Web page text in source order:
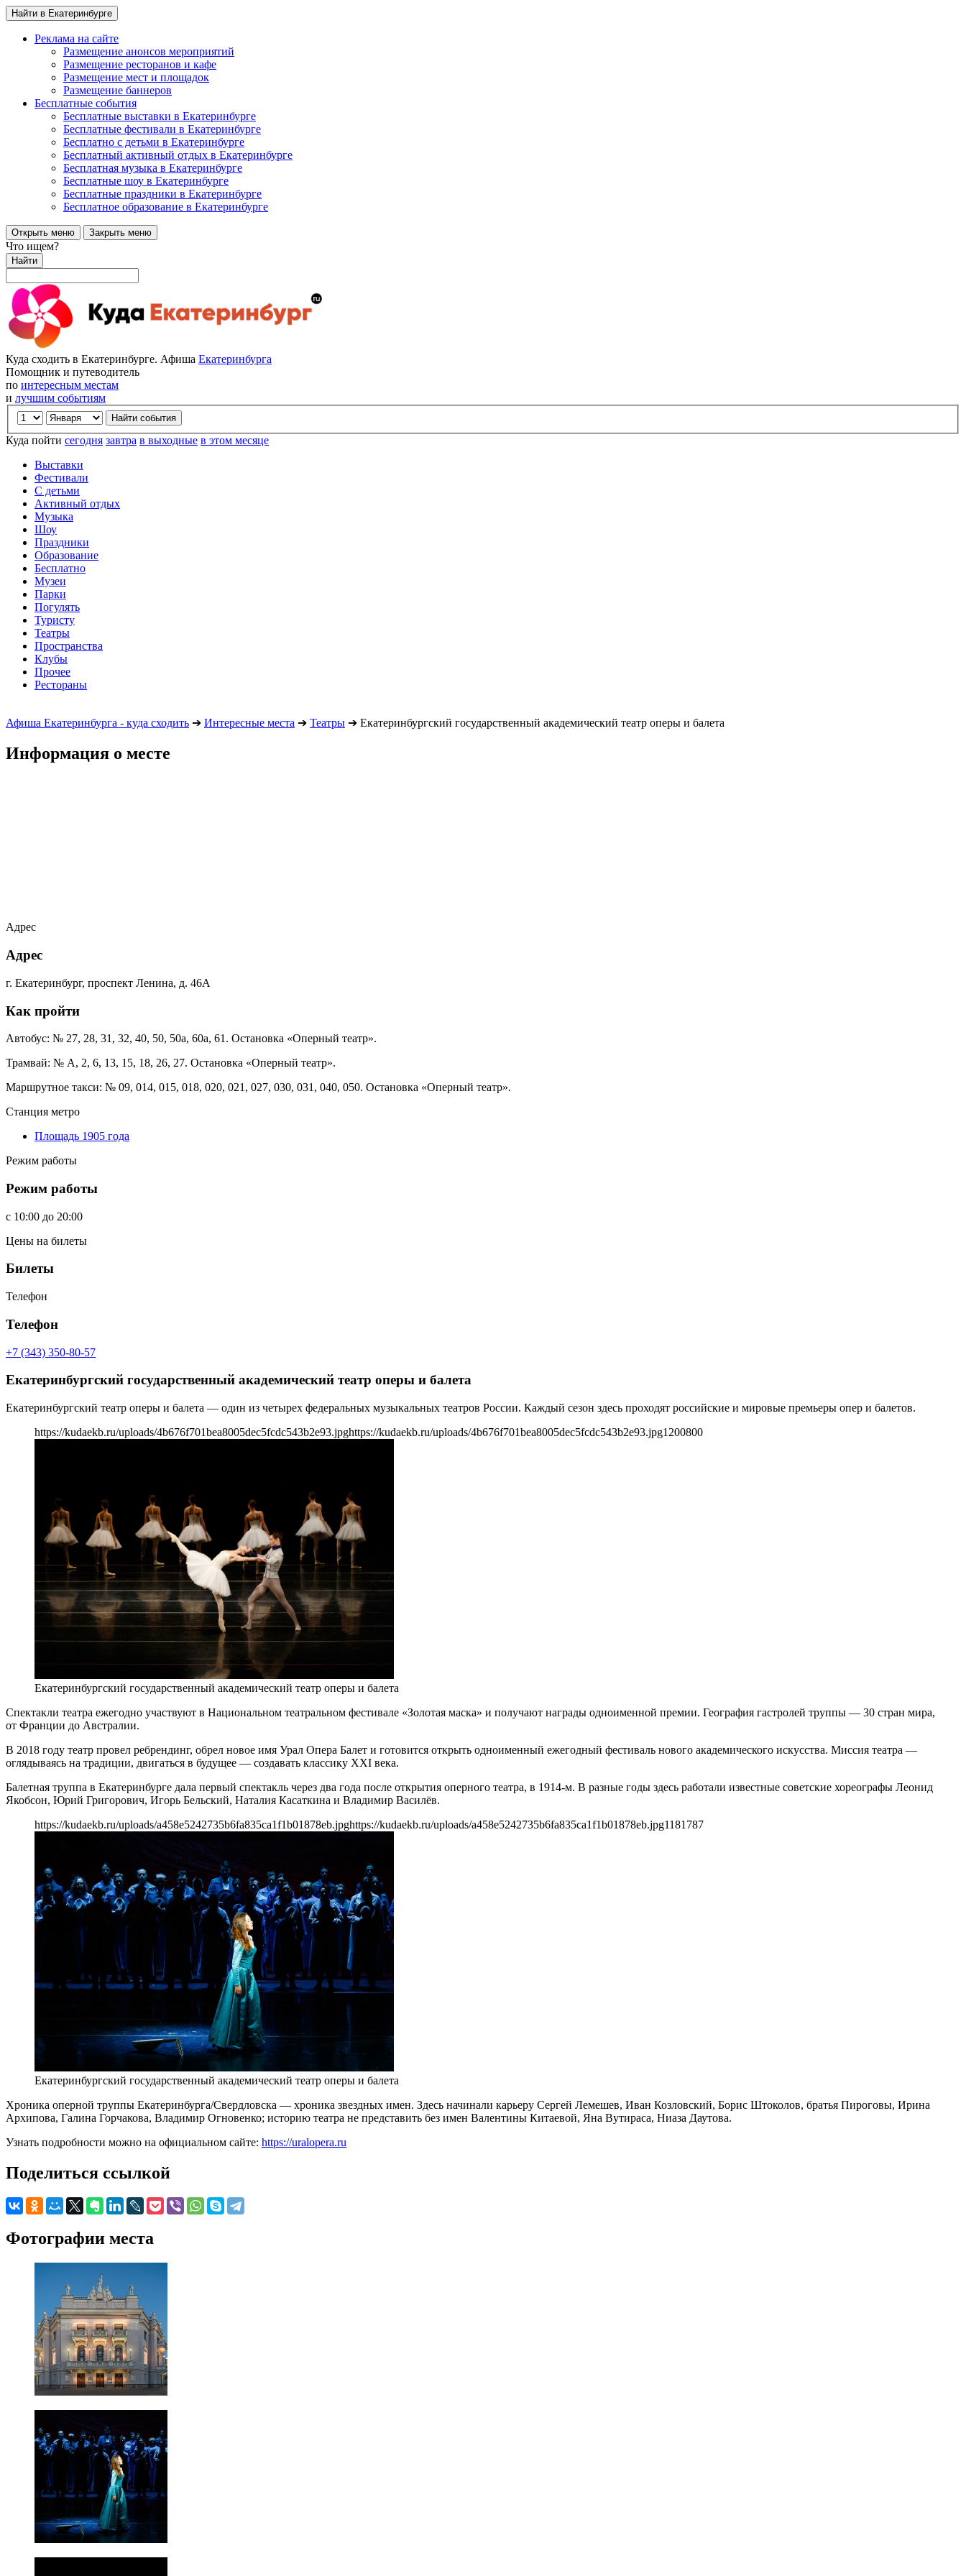
Найти в Екатеринбурге
Реклама на сайте
Размещение анонсов мероприятий
Размещение ресторанов и кафе
Размещение мест и площадок
Размещение баннеров
Бесплатные события
Бесплатные выставки в Екатеринбурге
Бесплатные фестивали в Екатеринбурге
Бесплатно с детьми в Екатеринбурге
Бесплатный активный отдых в Екатеринбурге
Бесплатная музыка в Екатеринбурге
Бесплатные шоу в Екатеринбурге
Бесплатные праздники в Екатеринбурге
Бесплатное образование в Екатеринбурге
Открыть меню Закрыть меню
Что ищем?
Найти
Куда сходить в Екатеринбурге. Афиша Екатеринбурга
Помощник и путеводитель
по интересным местам
и лучшим событиям
Куда пойти сегодня завтра в выходные в этом месяце
Выставки
Фестивали
С детьми
Активный отдых
Музыка
Шоу
Праздники
Образование
Бесплатно
Музеи
Парки
Погулять
Туристу
Театры
Пространства
Клубы
Прочее
Рестораны
Афиша Екатеринбурга - куда сходить ➔ Интересные места ➔ Театры ➔ Екатеринбургский государственный академический театр оперы и балета
Информация о месте
Адрес
Адрес
г. Екатеринбург, проспект Ленина, д. 46А
Как пройти
Автобус: № 27, 28, 31, 32, 40, 50, 50а, 60а, 61. Остановка «Оперный театр».
Трамвай: № А, 2, 6, 13, 15, 18, 26, 27. Остановка «Оперный театр».
Маршрутное такси: № 09, 014, 015, 018, 020, 021, 027, 030, 031, 040, 050. Остановка «Оперный театр».
Станция метро
Площадь 1905 года
Режим работы
Режим работы
c 10:00 до 20:00
Цены на билеты
Билеты
Телефон
Телефон
+7 (343) 350-80-57
Екатеринбургский государственный академический театр оперы и балета
Екатеринбургский театр оперы и балета — один из четырех федеральных музыкальных театров России. Каждый сезон здесь проходят российские и мировые премьеры опер и балетов.
https://kudaekb.ru/uploads/4b676f701bea8005dec5fcdc543b2e93.jpghttps://kudaekb.ru/uploads/4b676f701bea8005dec5fcdc543b2e93.jpg1200800
Екатеринбургский государственный академический театр оперы и балета
Спектакли театра ежегодно участвуют в Национальном театральном фестивале «Золотая маска» и получают награды одноименной премии. География гастролей труппы — 30 стран мира,
от Франции до Австралии.
В 2018 году театр провел ребрендинг, обрел новое имя Урал Опера Балет и готовится открыть одноименный ежегодный фестиваль нового академического искусства. Миссия театра —
оглядываясь на традиции, двигаться в будущее — создавать классику ХХI века.
Балетная труппа в Екатеринбурге дала первый спектакль через два года после открытия оперного театра, в 1914-м. В разные годы здесь работали известные советские хореографы Леонид
Якобсон, Юрий Григорович, Игорь Бельский, Наталия Касаткина и Владимир Василёв.
https://kudaekb.ru/uploads/a458e5242735b6fa835ca1f1b01878eb.jpghttps://kudaekb.ru/uploads/a458e5242735b6fa835ca1f1b01878eb.jpg1181 787
Екатеринбургский государственный академический театр оперы и балета
Хроника оперной труппы Екатеринбурга/Свердловска — хроника звездных имен. Здесь начинали карьеру Сергей Лемешев, Иван Козловский, Борис Штоколов, братья Пироговы, Ирина
Архипова, Галина Горчакова, Владимир Огновенко; историю театра не представить без имен Валентины Китаевой, Яна Вутираса, Ниаза Даутова.
Узнать подробности можно на официальном сайте: https://uralopera.ru
Поделиться ссылкой
Фотографии места